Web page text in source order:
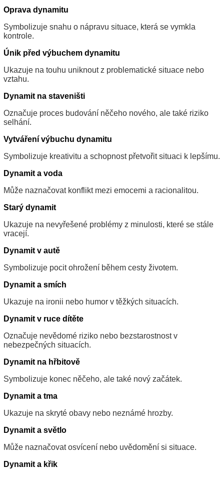
Oprava dynamitu
Symbolizuje snahu o nápravu situace, která se vymkla
kontrole.
Únik před výbuchem dynamitu
Ukazuje na touhu uniknout z problematické situace nebo
vztahu.
Dynamit na staveništi
Označuje proces budování něčeho nového, ale také riziko
selhání.
Vytváření výbuchu dynamitu
Symbolizuje kreativitu a schopnost přetvořit situaci k lepšímu.
Dynamit a voda
Může naznačovat konflikt mezi emocemi a racionalitou.
Starý dynamit
Ukazuje na nevyřešené problémy z minulosti, které se stále
vracejí.
Dynamit v autě
Symbolizuje pocit ohrožení během cesty životem.
Dynamit a smích
Ukazuje na ironii nebo humor v těžkých situacích.
Dynamit v ruce dítěte
Označuje nevědomé riziko nebo bezstarostnost v
nebezpečných situacích.
Dynamit na hřbitově
Symbolizuje konec něčeho, ale také nový začátek.
Dynamit a tma
Ukazuje na skryté obavy nebo neznámé hrozby.
Dynamit a světlo
Může naznačovat osvícení nebo uvědomění si situace.
Dynamit a křik